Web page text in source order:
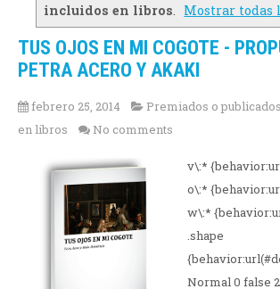
incluidos en libros
Mostrar todas
TUS OJOS EN MI COGOTE -
PETRA ACERO Y AKAKI
febrero 25, 2014 Premiados o publicados
en libros
No comments
v\:*
o\:*
w\:*
.shape
Normal 0 false